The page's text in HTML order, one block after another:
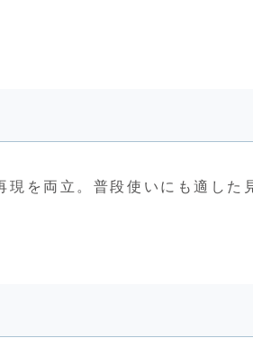
現を両立。普段使いにも適した